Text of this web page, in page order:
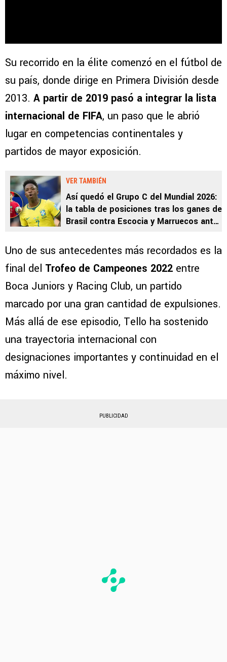
Su recorrido en la élite comenzó en el fútbol de
su país, donde dirige en Primera División desde
2013. A partir de 2019 pasó a integrar la lista
internacional de FIFA, un paso que le abrió
lugar en competencias continentales y
partidos de mayor exposición.
VER TAMBIÉN
Así quedó el Grupo C del Mundial 2026:
la tabla de posiciones tras los ganes de
Brasil contra Escocia y Marruecos ante
Uno de sus antecedentes más recordados es la
final del Trofeo de Campeones 2022 entre
Boca Juniors y Racing Club, un partido
marcado por una gran cantidad de expulsiones.
Más allá de ese episodio, Tello ha sostenido
una trayectoria internacional con
designaciones importantes y continuidad en el
máximo nivel.
PUBLICIDAD